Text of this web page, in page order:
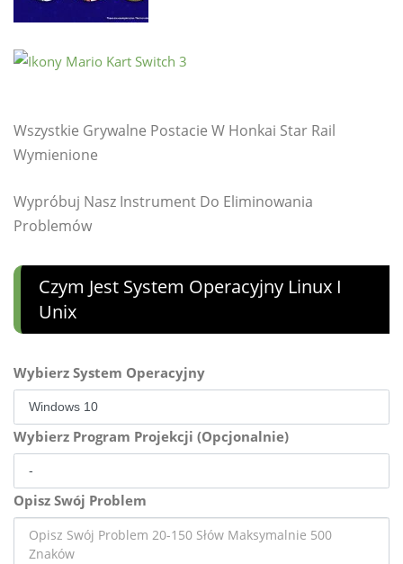
Wszystkie Grywalne Postacie W Honkai Star Rail
Wymienione
Wypróbuj Nasz Instrument Do Eliminowania
Problemów
Czym Jest System Operacyjny Linux I
Unix
Wybierz System Operacyjny
Wybierz Program Projekcji (Opcjonalnie)
Opisz Swój Problem